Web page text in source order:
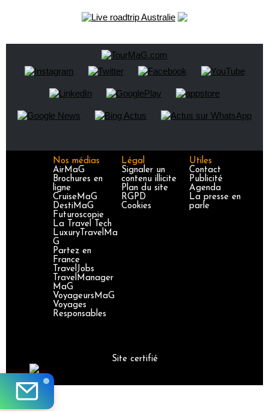
Nos médias
AirMaG
Brochures en
ligne
CruiseMaG
DestiMaG
Futuroscopie
La Travel Tech
LuxuryTravelMa
G
Partez en
France
TravelJobs
TravelManager
MaG
VoyageursMaG
Voyages
Responsables
Légal
Signaler un
contenu illicite
Plan du site
RGPD
Cookies
Utiles
Contact
Publicité
Agenda
La presse en
parle
Site certifié